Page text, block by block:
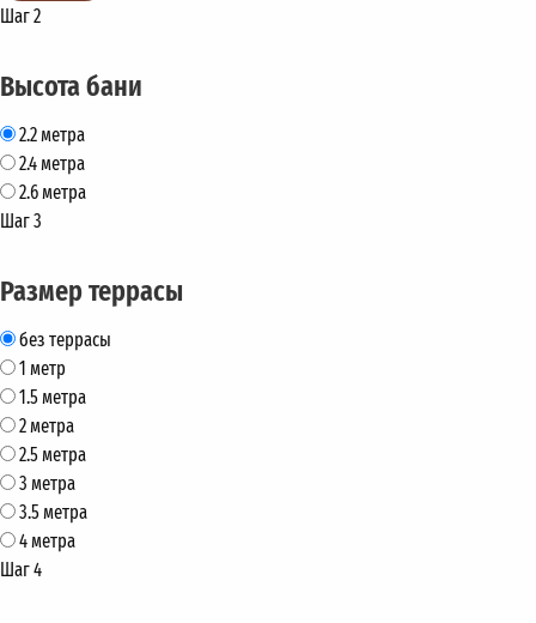
Шаг 2
Высота бани
2.2 метра
2.4 метра
2.6 метра
Шаг 3
Размер террасы
без террасы
1 метр
1.5 метра
2 метра
2.5 метра
3 метра
3.5 метра
4 метра
Шаг 4